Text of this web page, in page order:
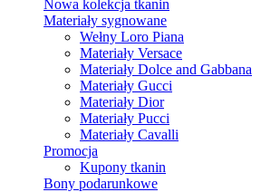
Nowa kolekcja tkanin
Materiały sygnowane
Wełny Loro Piana
Materiały Versace
Materiały Dolce and Gabbana
Materiały Gucci
Materiały Dior
Materiały Pucci
Materiały Cavalli
Promocja
Kupony tkanin
Bony podarunkowe